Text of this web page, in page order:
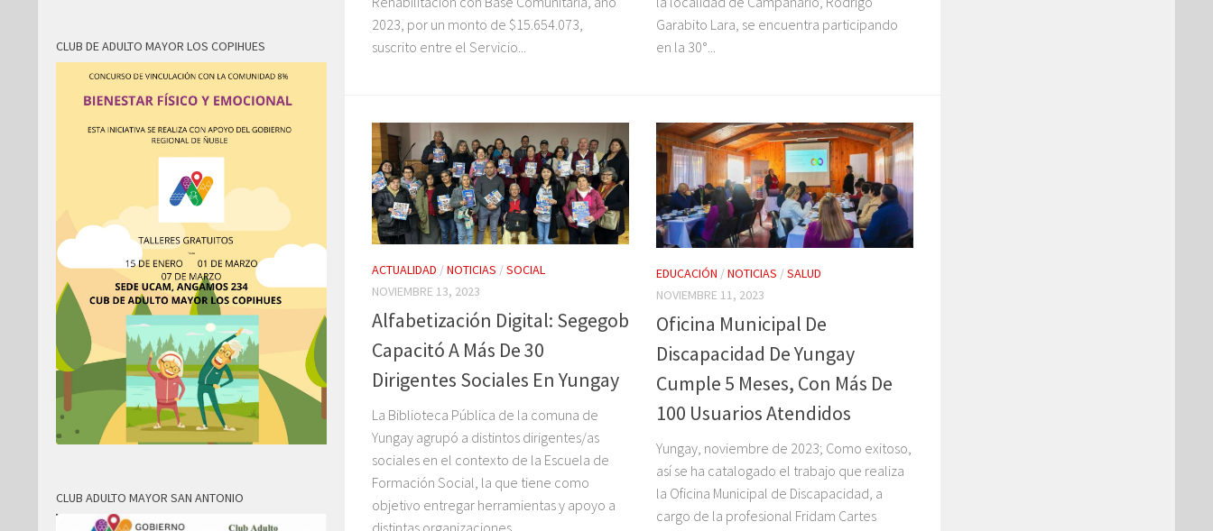
2023, por un monto de $15.654.073,
suscrito entre el Servicio...
Garabito Lara, se encuentra participando
en la 30°...
ACTUALIDAD /NOTICIAS /SOCIAL
NOVIEMBRE 13, 2023
Alfabetización Digital: Segegob
Capacitó A Más De 30
Dirigentes Sociales En Yungay
La Biblioteca Pública de la comuna de
Yungay agrupó a distintos dirigentes/as
sociales en el contexto de la Escuela de
Formación Social, la que tiene como
objetivo entregar herramientas y apoyo a
EDUCACIÓN /NOTICIAS /SALUD
NOVIEMBRE 11, 2023
Oficina Municipal De
Discapacidad De Yungay
Cumple 5 Meses, Con Más De
100 Usuarios Atendidos
Yungay, noviembre de 2023; Como exitoso,
así se ha catalogado el trabajo que realiza
la Oficina Municipal de Discapacidad, a
cargo de la profesional Fridam Cartes
CLUB DE ADULTO MAYOR LOS COPIHUES
CLUB ADULTO MAYOR SAN ANTONIO